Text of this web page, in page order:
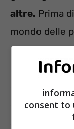
altre. Prima
mondo delle
benefici di
pianta
quale, se ben
di uno
sanno, ma le
consent to